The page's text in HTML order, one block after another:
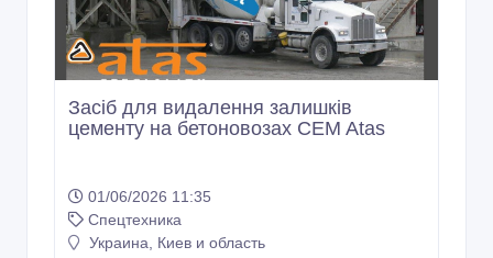
Засіб для видалення залишків
цементу на бетоновозах CEM Atas
01/06/2026 11:35
Спецтехника
Украина, Киев и область